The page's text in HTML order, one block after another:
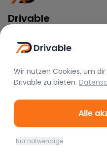
Drivable
Nützliche Links
Vermieter werden
Instagram
Rechtliches
Drivable
Wir nutzen Cookies, um
Drivable zu bieten.
Alle
Nur notwendige